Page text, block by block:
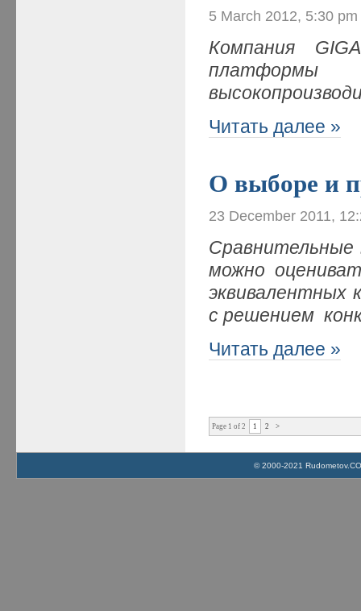
5 March 2012, 5:30 pm
Компания
Читать далее »
О выборе и
23 December 2011,
можно
эквивалентных
с решением
Читать далее »
Page 1 of 2 1 2 >
© 2000-2021